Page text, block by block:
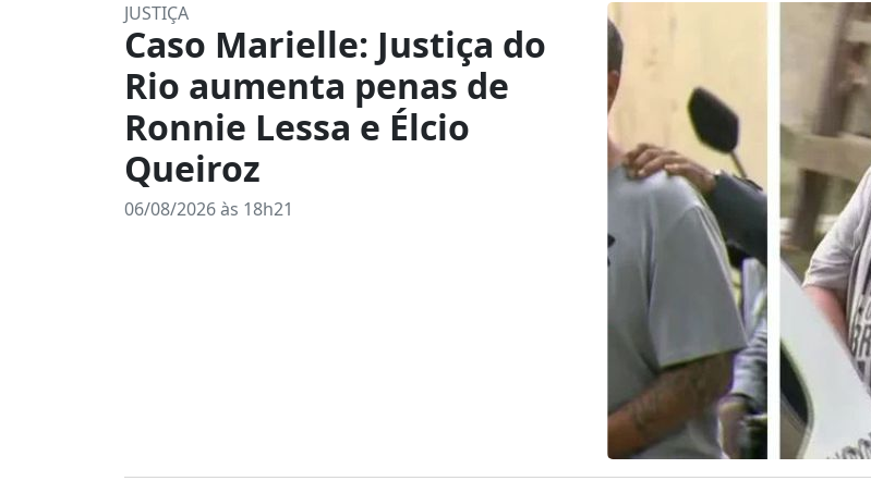
JUSTIÇA
Caso Marielle: Justiça do
Rio aumenta penas de
Ronnie Lessa e Élcio
Queiroz
06/08/2026 às 18h21